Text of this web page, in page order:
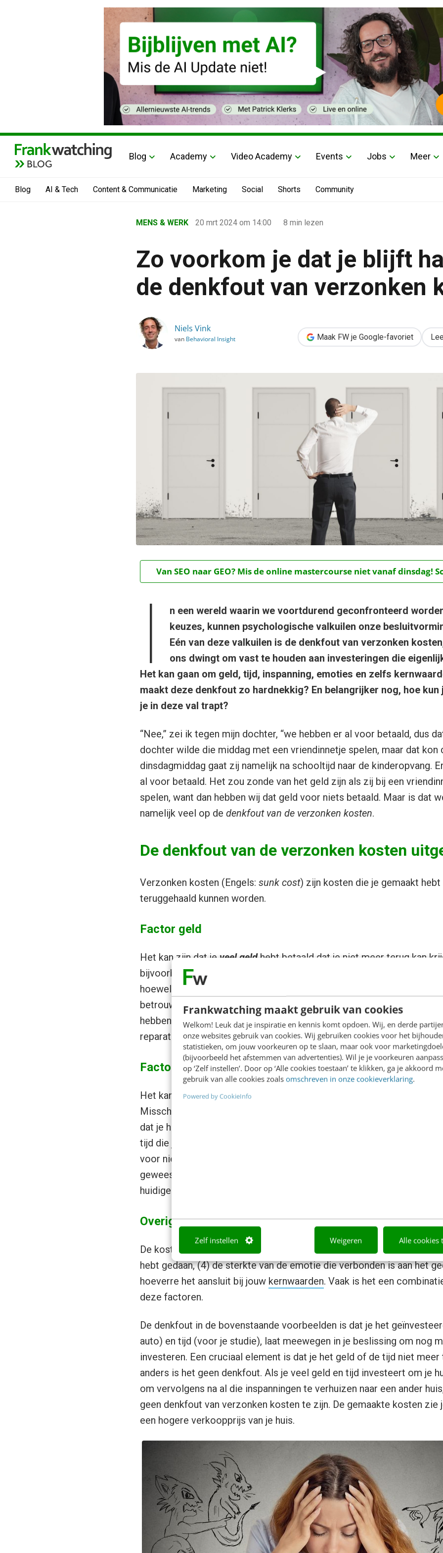
Frankwatching maakt gebruik van cookies
Welkom! Leuk dat je inspiratie en kennis komt opdoen. Wij, en derde
onze websites gebruik van cookies. Wij gebruiken cookies voor het
statistieken, om jouw voorkeuren op te slaan, maar ook voor
(bijvoorbeeld het afstemmen van advertenties). Wil je je voorkeuren
op ‘Zelf instellen’. Door op ‘Alle cookies toestaan’ te klikken, ga je akkoord
gebruik van alle cookies zoals omschreven in onze cookieverklaring.
Powered by CookieInfo
Zelf instellen Weigeren Alle cookies
BLOG
Blog Academy Video Academy Events Jobs Meer
Blog AI & Tech Content & Communicatie Marketing Social Shorts Community
›
›
Mens & Werk
›
MENS & WERK 20 mrt 2024 om 14:00 8 min lezen
Zo voorkom je dat je blijft
de denkfout van verzonken
Niels Vink
van Behavioral Insight Maak FW je Google-favoriet
Van SEO naar GEO? Mis de online mastercourse niet vanaf dinsdag!
I
n een wereld waarin we voortdurend geconfronteerd
keuzes, kunnen psychologische valkuilen onze
Eén van deze valkuilen is de denkfout van verzonken
ons dwingt om vast te houden aan investeringen die
Het kan gaan om geld, tijd, inspanning, emoties en zelfs
maakt deze denkfout zo hardnekkig? En belangrijker nog, hoe
je in deze val trapt?
“Nee,” zei ik tegen mijn dochter, “we hebben er al voor betaald, dus
dochter wilde die middag met een vriendinnetje spelen, maar dat kon
dinsdagmiddag gaat zij namelijk na schooltijd naar de kinderopvang.
al voor betaald. Het zou zonde van het geld zijn als zij bij een
spelen, want dan hebben wij dat geld voor niets betaald. Maar is dat
namelijk veel op de denkfout van de verzonken kosten.
De denkfout van de verzonken kosten
Verzonken kosten (Engels: sunk cost) zijn kosten die je gemaakt
teruggehaald kunnen worden.
Factor geld
Het kan zijn dat je veel geldhebt betaald dat je niet meer terug kan
bijvoorbeeld blijven investeren in de reparatie en het onderhoud van
hoewel het op de lange termijn goedkoper en verstandiger zou zijn
betrouwbaardere auto te kopen. Dan zou je al dit geld voor niets in
hebben. Het zou allemaal voor niets zijn geweest. Daardoor blijf je
reparatie en onderhoud van je oude auto.
Factor tijd
Het kan ook zijn dat jeveel tijd
hebt geïnvesteerd, die je niet meer
Misschien heb je jarenlang een studie gevolgd. Nu je daar een paar
dat je hier eigenlijk niet gelukkig mee bent. Je houdt je vast aan deze
tijd die je aan je opleiding en je carrière hebt besteed. Want anders
voor niets in je studie en carrière gestopt hebben. Het zou allemaal
geweest en je zou weer helemaal opnieuw moeten beginnen.
huidige werkgever.
Overige factoren
De kosten kunnen dus gaan over (1) geld en (2) tijd, maar ook over
hebt gedaan, (4) de sterkte van de emotie die verbonden is aan het
hoeverre het aansluit bij jouw kernwaarden. Vaak is het een
deze factoren.
De denkfout in de bovenstaande voorbeelden is dat je het
auto) en tijd (voor je studie), laat meewegen in je beslissing om nog
investeren. Een cruciaal element is dat je het geld of de tijd niet meer
anders is het geen denkfout. Als je veel geld en tijd investeert om je
om vervolgens na al die inspanningen te verhuizen naar een ander
geen denkfout van verzonken kosten te zijn. De gemaakte kosten zie
een hogere verkoopprijs van je huis.